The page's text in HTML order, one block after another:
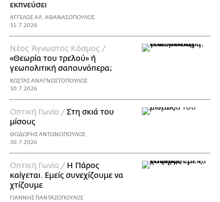
εκπνεύσει
ΑΓΓΕΛΟΣ ΑΛ. ΑΘΑΝΑΣΟΠΟΥΛΟΣ
31.7.2026
Νέος Άγνωστος Κόσμος /
«Θεωρία του τρελού» ή
γεωπολιτική σαπουνόπερα;
ΚΩΣΤΑΣ ΑΝΑΓΝΩΣΤΟΠΟΥΛΟΣ
30.7.2026
Οπτική Γωνία /Στη σκιά του
μίσους
ΘΟΔΩΡΗΣ ΑΝΤΩΝΟΠΟΥΛΟΣ
30.7.2026
Οπτική Γωνία / Η Πάρος
καίγεται. Εμείς συνεχίζουμε να
χτίζουμε
ΓΙΑΝΝΗΣ ΠΑΝΤΑΖΟΠΟΥΛΟΣ